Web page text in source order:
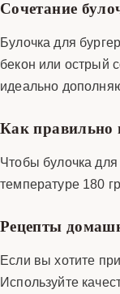
Сочетание
Булочка для
бекон или острый
идеально
Как правильно
Чтобы булочка
температуре 180
Рецепты
Если вы хотите
Используйте